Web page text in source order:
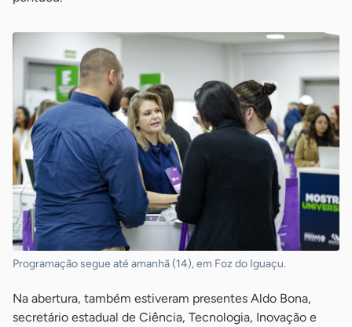
Programação segue até amanhã (14), em Foz do Iguaçu.
Na abertura, também estiveram presentes Aldo Bona,
secretário estadual de Ciência, Tecnologia, Inovação e